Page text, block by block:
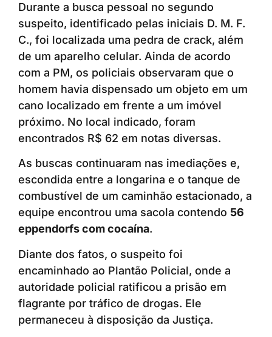
Durante a busca pessoal no segundo
suspeito, identificado pelas iniciais D. M. F.
C., foi localizada uma pedra de crack, além
de um aparelho celular. Ainda de acordo
com a PM, os policiais observaram que o
homem havia dispensado um objeto em um
cano localizado em frente a um imóvel
próximo. No local indicado, foram
encontrados R$ 62 em notas diversas.
As buscas continuaram nas imediações e,
escondida entre a longarina e o tanque de
combustível de um caminhão estacionado, a
equipe encontrou uma sacola contendo 56
eppendorfs com cocaína.
Diante dos fatos, o suspeito foi
encaminhado ao Plantão Policial, onde a
autoridade policial ratificou a prisão em
flagrante por tráfico de drogas. Ele
permaneceu à disposição da Justiça.